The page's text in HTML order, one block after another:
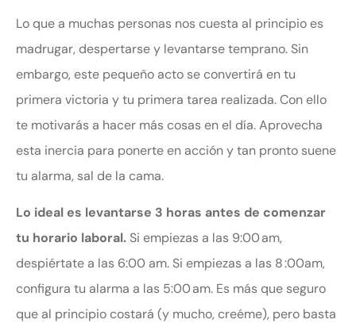
Lo que a muchas personas nos cuesta al principio es
madrugar, despertarse y levantarse temprano. Sin
embargo, este pequeño acto se convertirá en tu
primera victoria y tu primera tarea realizada. Con ello
te motivarás a hacer más cosas en el día. Aprovecha
esta inercia para ponerte en acción y tan pronto suene
tu alarma, sal de la cama.
Lo ideal es levantarse 3 horas antes de comenzar
tu horario laboral. Si empiezas a las 9:00 am,
despiértate a las 6:00 am. Si empiezas a las 8 :00am,
configura tu alarma a las 5:00 am. Es más que seguro
que al principio costará (y mucho, creéme), pero basta